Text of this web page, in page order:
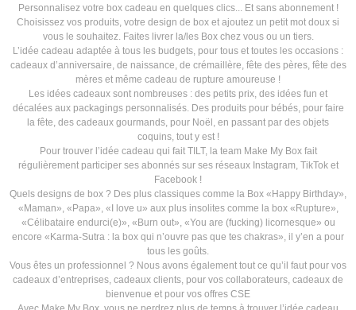
Personnalisez votre box cadeau en quelques clics... Et sans abonnement !
Choisissez vos produits, votre design de box et ajoutez un petit mot doux si
vous le souhaitez. Faites livrer la/les Box chez vous ou un tiers.
L’idée cadeau adaptée à tous les budgets, pour tous et toutes les occasions :
cadeaux d’anniversaire, de naissance, de crémaillère, fête des pères, fête des
mères et même cadeau de rupture amoureuse !
Les idées cadeaux sont nombreuses : des petits prix, des idées fun et
décalées aux packagings personnalisés. Des produits pour bébés, pour faire
la fête, des cadeaux gourmands, pour Noël, en passant par des objets
coquins, tout y est !
Pour trouver l’idée cadeau qui fait TILT, la team Make My Box fait
régulièrement participer ses abonnés sur ses réseaux Instagram, TikTok et
Facebook !
Quels designs de box ? Des plus classiques comme la Box «Happy Birthday»,
«Maman», «Papa», «I love u» aux plus insolites comme la box «Rupture»,
«Célibataire endurci(e)», «Burn out», «You are (fucking) licornesque» ou
encore «Karma-Sutra : la box qui n’ouvre pas que tes chakras», il y’en a pour
tous les goûts.
Vous êtes un professionnel ? Nous avons également tout ce qu’il faut pour vos
cadeaux d’entreprises, cadeaux clients, pour vos collaborateurs, cadeaux de
bienvenue et pour vos offres CSE